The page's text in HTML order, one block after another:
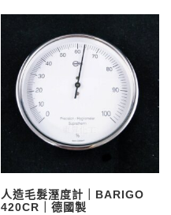
人造毛髮溼度計｜BARIGO
420CR｜德國製